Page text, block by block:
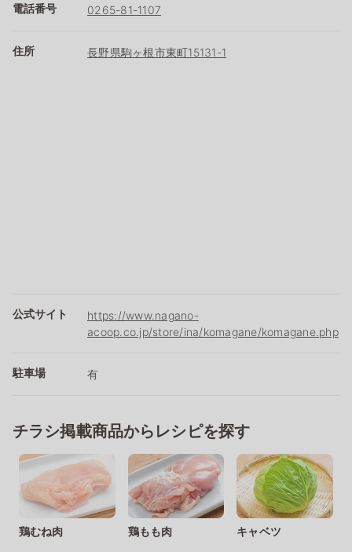
電話番号 0265-81-1107
住所 長野県駒ヶ根市東町15131-1
公式サイト
https://www.nagano-
acoop.co.jp/store/ina/komagane/komagane.php
駐車場 有
チラシ掲載商品からレシピを探す
鶏むね肉 鶏もも肉 キャベツ